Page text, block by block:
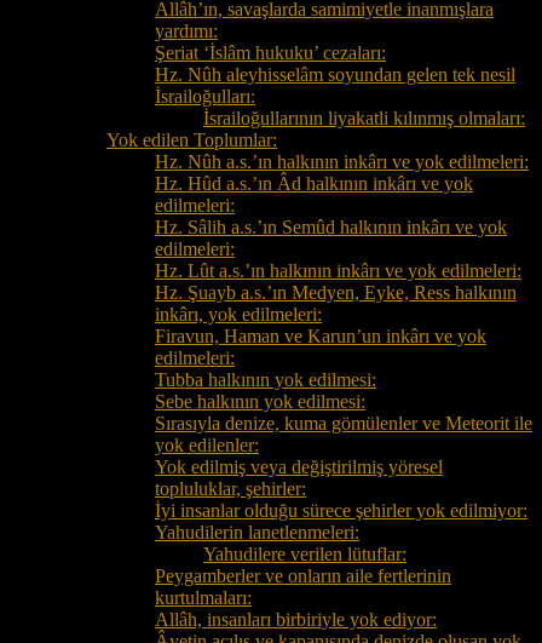
Allâh’ın, savaşlarda samimiyetle inanmışlara
yardımı:
Şeriat ‘İslâm hukuku’ cezaları:
Hz. Nûh aleyhisselâm soyundan gelen tek nesil
İsrailoğulları:
İsrailoğullarının liyakatli kılınmış olmaları:
Yok edilen Toplumlar:
Hz. Nûh a.s.’ın halkının inkârı ve yok edilmeleri:
Hz. Hûd a.s.’ın Âd halkının inkârı ve yok
edilmeleri:
Hz. Sâlih a.s.’ın Semûd halkının inkârı ve yok
edilmeleri:
Hz. Lût a.s.’ın halkının inkârı ve yok edilmeleri:
Hz. Şuayb a.s.’ın Medyen, Eyke, Ress halkının
inkârı, yok edilmeleri:
Firavun, Haman ve Karun’un inkârı ve yok
edilmeleri:
Tubba halkının yok edilmesi:
Sebe halkının yok edilmesi:
Sırasıyla denize, kuma gömülenler ve Meteorit ile
yok edilenler:
Yok edilmiş veya değiştirilmiş yöresel
topluluklar, şehirler:
İyi insanlar olduğu sürece şehirler yok edilmiyor:
Yahudilerin lanetlenmeleri:
Yahudilere verilen lütuflar:
Peygamberler ve onların aile fertlerinin
kurtulmaları:
Allâh, insanları birbiriyle yok ediyor: